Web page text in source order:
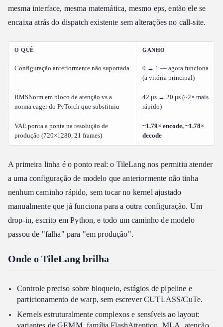
mesma interface, mesma matemática, mesmo eps, então ele se
encaixa atrás do dispatch existente sem alterações no call-site.
O QUÊ GANHO
Configuração anteriormente não suportada
0 → 1 — agora funciona
(a vitória principal)
RMSNorm em bloco de atenção vs a
norma eager do PyTorch que substituiu
42 μs → 20 μs (~2× mais
rápido)
VAE ponta a ponta na resolução de
produção (720×1280, 21 frames)
~1.79× encode, ~1.78×
decode
A primeira linha é o ponto real: o TileLang nos permitiu atender
a uma configuração de modelo que anteriormente não tinha
nenhum caminho rápido, sem tocar no kernel ajustado
manualmente que já funciona para a outra configuração. Um
drop-in, escrito em Python, e todo um caminho de modelo
passou de "falha" para "em produção".
Onde o TileLang brilha
Controle preciso sobre bloqueio, estágios de pipeline e
particionamento de warp, sem escrever CUTLASS/CuTe.
Kernels estruturalmente complexos e sensíveis ao layout:
variantes de GEMM, família FlashAttention, MLA, atenção